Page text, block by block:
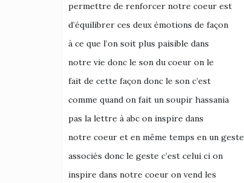
permettre de renforcer notre coeur est
d’équilibrer ces deux émotions de façon
à ce que l’on soit plus paisible dans
notre vie donc le son du coeur on le
fait de cette façon donc le son c’est
comme quand on fait un soupir hassania
pas la lettre à abc on inspire dans
notre coeur et en même temps en un geste
associés donc le geste c’est celui ci on
inspire dans notre coeur on vend les